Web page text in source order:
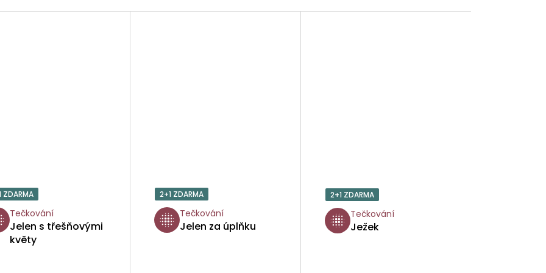
ZDARMA
Tečkování
Jelen s třešňovými
květy
2+1 ZDARMA
Tečkování
Jelen za úplňku
2+1 ZDARMA
Tečkování
Ježek